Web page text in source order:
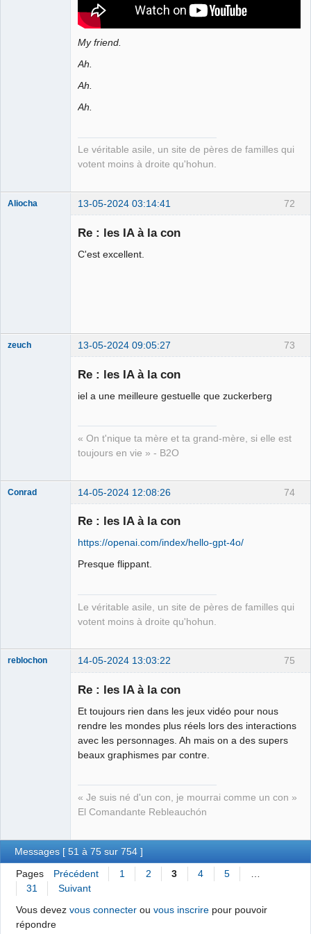
My friend.
Ah.
Ah.
Ah.
Le véritable asile, un site de pères de familles qui
votent moins à droite qu'hohun.
72
Aliocha 13-05-2024 03:14:41
Re : les IA à la con
C'est excellent.
73
zeuch 13-05-2024 09:05:27
Re : les IA à la con
iel a une meilleure gestuelle que zuckerberg
« On t'nique ta mère et ta grand-mère, si elle est
toujours en vie » - B2O
74
Conrad 14-05-2024 12:08:26
Re : les IA à la con
https://openai.com/index/hello-gpt-4o/
Presque flippant.
Le véritable asile, un site de pères de familles qui
votent moins à droite qu'hohun.
75
reblochon 14-05-2024 13:03:22
Re : les IA à la con
Et toujours rien dans les jeux vidéo pour nous
rendre les mondes plus réels lors des interactions
avec les personnages. Ah mais on a des supers
beaux graphismes par contre.
« Je suis né d'un con, je mourrai comme un con »
El Comandante Rebleauchón
Messages [ 51 à 75 sur 754 ]
Pages Précédent 1 2 3 4 5
31
Suivant
Vous devez vous connecterou vous inscrirepour pouvoir
répondre